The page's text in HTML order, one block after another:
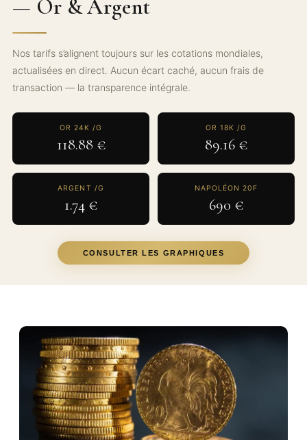
— Or & Argent
Nos tarifs s’alignent toujours sur les cotations mondiales,
actualisées en direct. Aucun écart caché, aucun frais de
transaction — la transparence intégrale.
OR 24K /G
118.88 €
OR 18K /G
89.16 €
ARGENT /G
1.74 €
NAPOLÉON 20F
690 €
CONSULTER LES GRAPHIQUES